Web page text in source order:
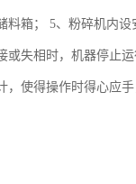
料箱； 5、粉碎机内
或失相时，机器停止
使得操作时得心应手